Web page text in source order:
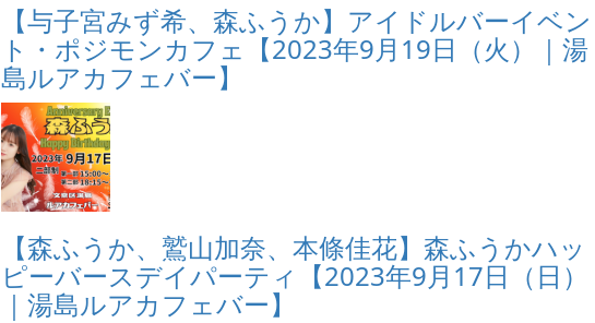
【与子宮みず希、森ふうか】アイドルバーイベン
ト・ポジモンカフェ【2023年9月19日（火）｜湯
島ルアカフェバー】
【森ふうか、鷲山加奈、本條佳花】森ふうかハッ
ピーバースデイパーティ【2023年9月17日（日）
｜湯島ルアカフェバー】